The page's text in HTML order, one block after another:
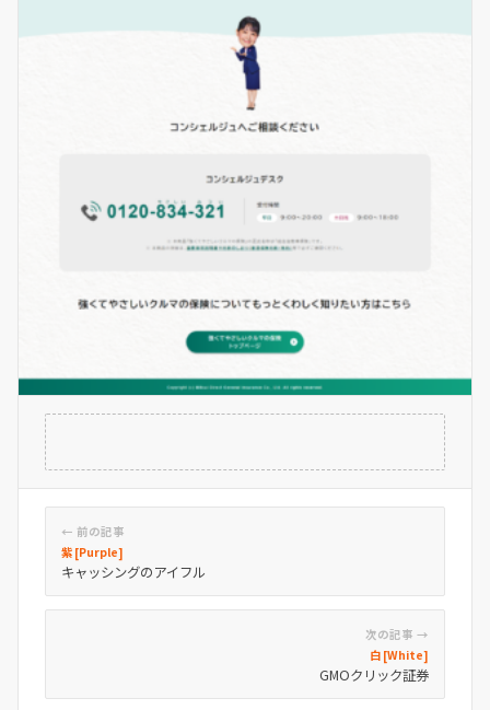
← 前の記事
紫 [Purple]
キャッシングのアイフル
次の記事 →
白 [White]
GMOクリック証券